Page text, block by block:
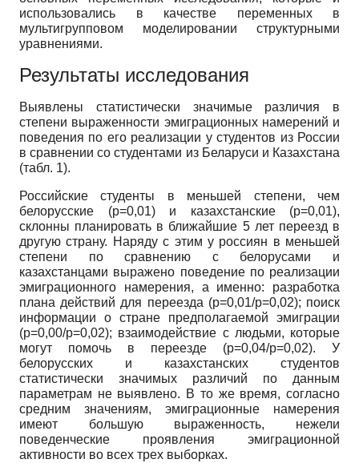
использовались в качестве переменных в
мультигрупповом моделировании структурными
уравнениями.
Результаты исследования
Выявлены статистически значимые различия в
степени выраженности эмиграционных намерений и
поведения по его реализации у студентов из России
в сравнении со студентами из Беларуси и Казахстана
(табл. 1).
Российские студенты в меньшей степени, чем
белорусские (p=0,01) и казахстанские (p=0,01),
склонны планировать в ближайшие 5 лет переезд в
другую страну. Наряду с этим у россиян в меньшей
степени по сравнению с белорусами и
казахстанцами выражено поведение по реализации
эмиграционного намерения, а именно: разработка
плана действий для переезда (p=0,01/p=0,02); поиск
информации о стране предполагаемой эмиграции
(p=0,00/p=0,02); взаимодействие с людьми, которые
могут помочь в переезде (p=0,04/p=0,02). У
белорусских и казахстанских студентов
статистически значимых различий по данным
параметрам не выявлено. В то же время, согласно
средним значениям, эмиграционные намерения
имеют большую выраженность, нежели
поведенческие проявления эмиграционной
активности во всех трех выборках.